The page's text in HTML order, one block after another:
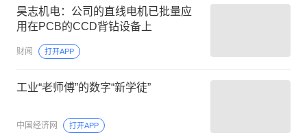
昊志机电：公司的直线电机已批量应
用在PCB的CCD背钻设备上
财闻 打开APP
工业“老师傅”的数字“新学徒”
中国经济网 打开APP